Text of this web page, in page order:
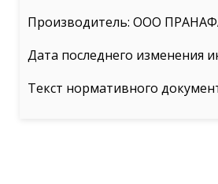
Производитель: ООО
Дата последнего изменения
Текст нормативного